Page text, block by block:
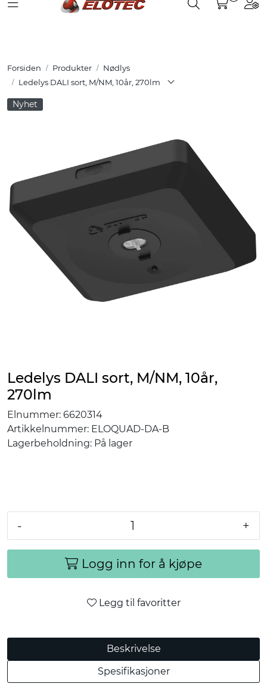
Skip to main content Partnerweb
Toggle navigation Toggle search
Forsiden Produkter
Nødlys
Ledelys DALI sort, M/NM, 10år, 270lm
Nyhet
Ledelys DALI sort, M/NM, 10år,
270lm
Elnummer: 6620314
Artikkelnummer: ELOQUAD-DA-B
Lagerbeholdning: På lager
- +
Logg inn for å kjøpe
Legg til favoritter
Beskrivelse
Spesifikasjoner
Løsninger
Hjelpesenter
Referanser
Nettbutikk